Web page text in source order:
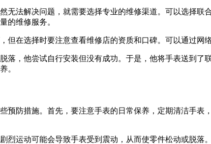
无法解决问题，就需要选择专业的维修渠道。可以选择
的维修服务。
但在选择时要注意查看维修店的资质和口碑。可以通过网
落，他尝试自行安装但没有成功。于是，他将手表送到
。
预防措施。首先，要注意手表的日常保养，定期清洁手
烈运动可能会导致手表受到震动，从而使零件松动或脱落